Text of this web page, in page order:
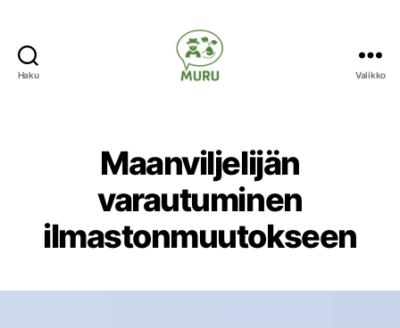
Haku Valikko
Maanviljelijän
varautuminen
ilmastonmuutokseen